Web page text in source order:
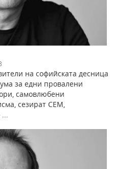
на софийската десница
за едни провалени
самовлюбени
сезират СЕМ,